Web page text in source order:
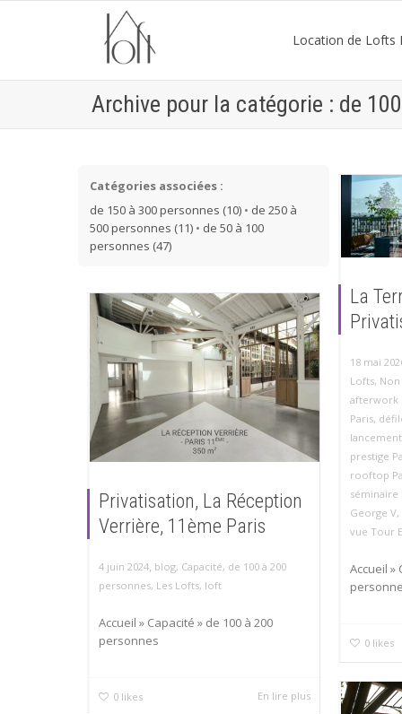
Location de Lofts
Archive pour la catégorie : de
Catégories associées :
de 150 à 300 personnes (10) • de 250 à
500 personnes (11) • de 50 à 100
personnes (47)
La
18 mai
Lofts, Non
afterwork
Paris,
prestige
rooftop
séminaire
George V,
vue Tour
Accueil »
0 likes
Privatisation, La Réception
Verrière, 11ème Paris
4 juin 2024, blog, Capacité, de 100 à 200
personnes, Les Lofts, loft
Accueil » Capacité » de 100 à 200
personnes
0 likes En lire plus